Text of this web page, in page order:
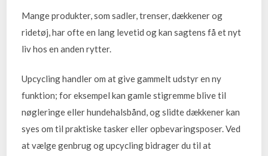
Mange produkter, som sadler, trenser, dækkener og
ridetøj, har ofte en lang levetid og kan sagtens få et nyt
liv hos en anden rytter.
Upcycling handler om at give gammelt udstyr en ny
funktion; for eksempel kan gamle stigremme blive til
nøgleringe eller hundehalsbånd, og slidte dækkener kan
syes om til praktiske tasker eller opbevaringsposer. Ved
at vælge genbrug og upcycling bidrager du til at